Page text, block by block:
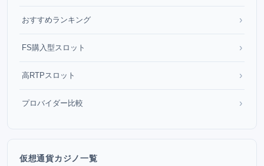
おすすめランキング ›
FS購入型スロット ›
高RTPスロット ›
プロバイダー比較 ›
仮想通貨カジノ一覧